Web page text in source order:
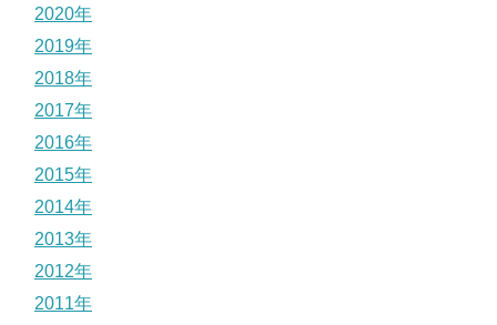
2020年
2019年
2018年
2017年
2016年
2015年
2014年
2013年
2012年
2011年